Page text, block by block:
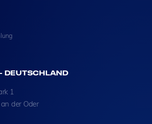
DEUTSCHLAND
1
der Oder